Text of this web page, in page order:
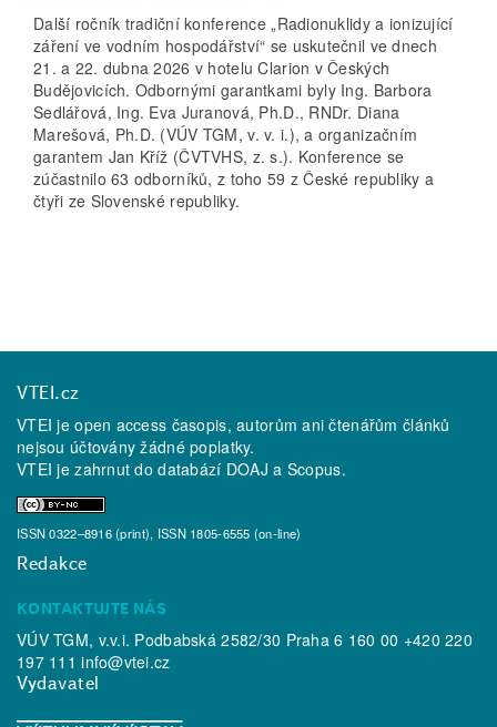
Další ročník tradiční konference „Radionuklidy a ionizující
záření ve vodním hospodářství“ se uskutečnil ve dnech
21. a 22. dubna 2026 v hotelu Clarion v Českých
Budějovicích. Odbornými garantkami byly Ing. Barbora
Sedlářová, Ing. Eva Juranová, Ph.D., RNDr. Diana
Marešová, Ph.D. (VÚV TGM, v. v. i.), a organizačním
garantem Jan Kříž (ČVTVHS, z. s.). Konference se
zúčastnilo 63 odborníků, z toho 59 z České republiky a
čtyři ze Slovenské republiky.
VTEI.cz
VTEI je open access časopis, autorům ani čtenářům článků
nejsou účtovány žádné poplatky.
VTEI je zahrnut do databází DOAJ a Scopus.
ISSN 0322–8916 (print), ISSN 1805-6555 (on-line)
Redakce
KONTAKTUJTE NÁS
VÚV TGM, v.v.i. Podbabská 2582/30 Praha 6 160 00 +420 220
197 111info@vtei.cz
Vydavatel